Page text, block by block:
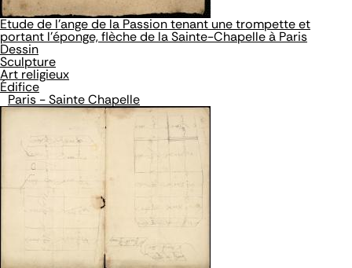
Etude de l'ange de la Passion tenant une trompette et
portant l'éponge, flèche de la Sainte-Chapelle à Paris
Dessin
Sculpture
Art religieux
Édifice
Paris - Sainte Chapelle